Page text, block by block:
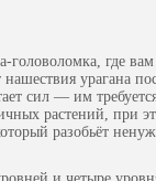
головоломка, где
нашествия урагана
сил — им
растений, при
разобьёт